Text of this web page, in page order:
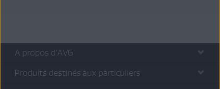
A propos d’AVG
Produits destinés aux particuliers